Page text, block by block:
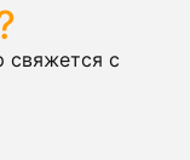
свяжется с